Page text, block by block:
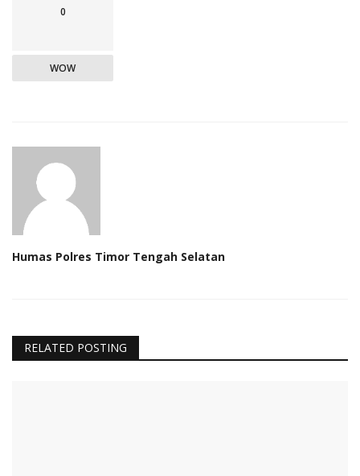
0
WOW
Humas Polres Timor Tengah Selatan
RELATED POSTING